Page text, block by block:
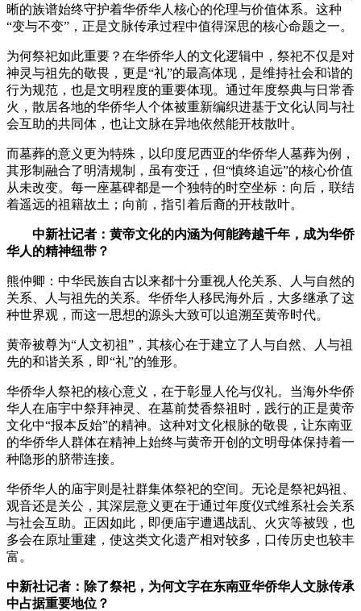
晰的族谱始终守护着华侨华人核心的伦理与价值体系。这种
“变与不变”，正是文脉传承过程中值得深思的核心命题之一。​
为何祭祀如此重要？在华侨华人的文化逻辑中，祭祀不仅是对
神灵与祖先的敬畏，更是“礼”的最高体现，是维持社会和谐的
行为规范，也是文明程度的重要体现。通过年度祭典与日常香
火，散居各地的华侨华人个体被重新编织进基于文化认同与社
会互助的共同体，也让文脉在异地依然能开枝散叶。
而墓葬的意义更为特殊，以印度尼西亚的华侨华人墓葬为例，
其形制融合了明清规制，虽有变迁，但“慎终追远”的核心价值
从未改变。每一座墓碑都是一个独特的时空坐标：向后，联结
着遥远的祖籍故土；向前，指引着后裔的开枝散叶。​
中新社记者：黄帝文化的内涵为何能跨越千年，成为华侨
华人的精神纽带？​
熊仲卿：中华民族自古以来都十分重视人伦关系、人与自然的
关系、人与祖先的关系。华侨华人移民海外后，大多继承了这
种世界观，而这一思想的源头大致可以追溯至黄帝时代。
黄帝被尊为“人文初祖”，其核心在于建立了人与自然、人与祖
先的和谐关系，即“礼”的雏形。
华侨华人祭祀的核心意义，在于彰显人伦与仪礼。当海外华侨
华人在庙宇中祭拜神灵、在墓前焚香祭祖时，践行的正是黄帝
文化中“报本反始”的精神。这种对文化根脉的敬畏，让东南亚
的华侨华人群体在精神上始终与黄帝开创的文明母体保持着一
种隐形的脐带连接。
华侨华人的庙宇则是社群集体祭祀的空间。无论是祭祀妈祖、
观音还是关公，其深层意义更在于通过年度仪式维系社会关系
与社会互助。正因如此，即便庙宇遭遇战乱、火灾等被毁，也
多会在原址重建，使这类文化遗产相对较多，口传历史也较丰
富。
中新社记者：除了祭祀，为何文字在东南亚华侨华人文脉传承
中占据重要地位？